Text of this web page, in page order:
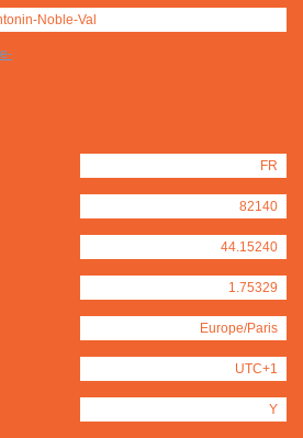
Noble-Val
FR
82140
44.15240
1.75329
Europe/Paris
UTC+1
Y